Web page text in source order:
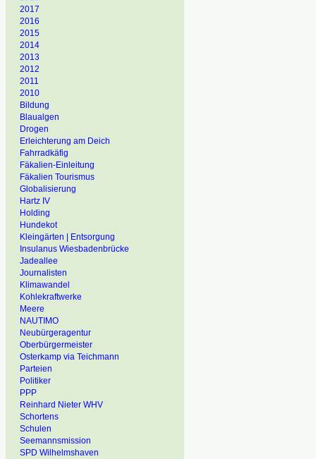
2017
2016
2015
2014
2013
2012
2011
2010
Bildung
Blaualgen
Drogen
Erleichterung am Deich
Fahrradkäfig
Fäkalien-Einleitung
Fäkalien Tourismus
Globalisierung
Hartz IV
Holding
Hundekot
Kleingärten | Entsorgung
Insulanus Wiesbadenbrücke
Jadeallee
Journalisten
Klimawandel
Kohlekraftwerke
Meere
NAUTIMO
Neubürgeragentur
Oberbürgermeister
Osterkamp via Teichmann
Parteien
Politiker
PPP
Reinhard Nieter WHV
Schortens
Schulen
Seemannsmission
SPD Wilhelmshaven